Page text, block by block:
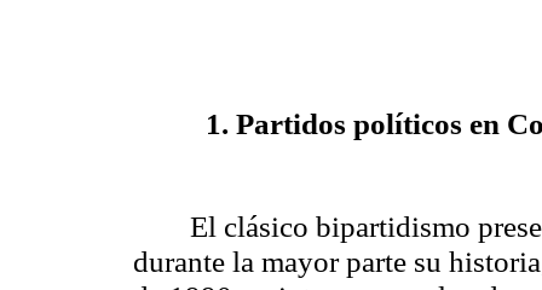
1. Partidos políticos en
El clásico bipartidismo
durante la mayor parte su